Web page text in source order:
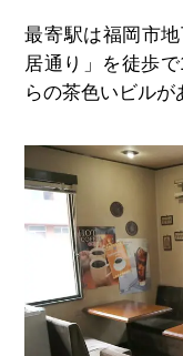
最寄駅は福岡市
居通り」を徒歩
らの茶色いビルが